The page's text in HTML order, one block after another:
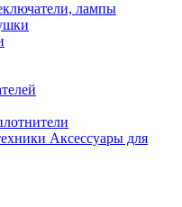
лампы
Аксессуары для